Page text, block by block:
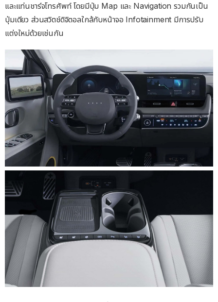
และแท่นชาร์จโทรศัพท์ โดยมีปุ่ม Map และ Navigation รวมกันเป็น
ปุ่มเดียว ส่วนสวิตช์ดิจิตอลใกล้กับหน้าจอ Infotainment มีการปรับ
แต่งใหม่ด้วยเช่นกัน